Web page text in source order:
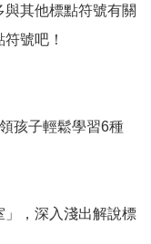
其他標點符號有關
號吧！
孩子輕鬆學習6種
」，深入淺出解說標